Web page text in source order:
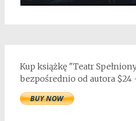
Kup książkę "Teatr
bezpośrednio od autora $24